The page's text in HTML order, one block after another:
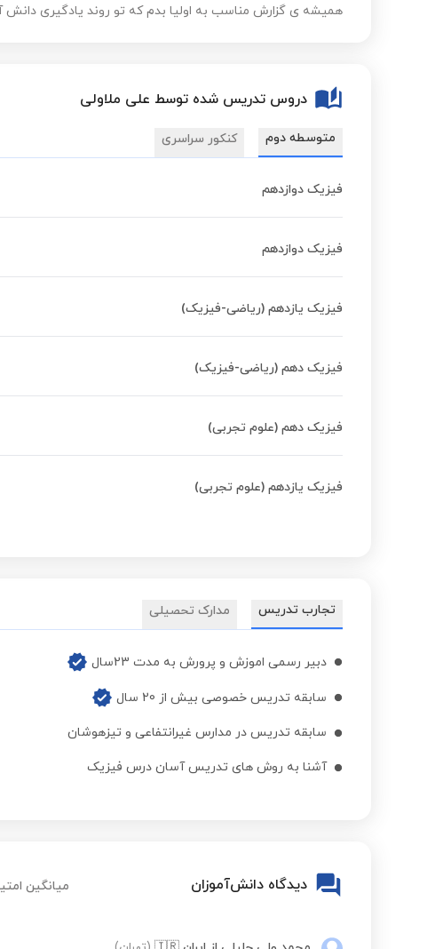
همیشه ی گزارش مناسب به اولیا بدم که تو روند یادگیری دانش
دروس تدریس شده توسط علی ملاولی
متوسطه دوم کنکور سراسری
فیزیک دوازدهم
فیزیک دوازدهم
فیزیک یازدهم (ریاضی-فیزیک)
فیزیک دهم (ریاضی-فیزیک)
فیزیک دهم (علوم تجربی)
فیزیک یازدهم (علوم تجربی)
تجارب تدریس مدارک تحصیلی
دبیر رسمی اموزش و پرورش به مدت 23سال
سابقه تدریس خصوصی بیش از 20 سال
سابقه تدریس در مدارس غیرانتفاعی و تیزهوشان
آشنا به روش های تدریس آسان درس فیزیک
دیدگاه دانش‌آموزان میانگین